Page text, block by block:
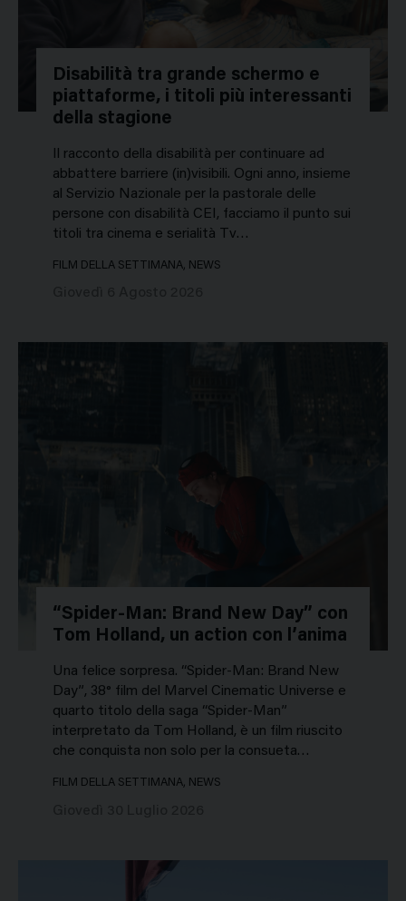
Disabilità tra grande schermo e
piattaforme, i titoli più interessanti
della stagione
Il racconto della disabilità per continuare ad
abbattere barriere (in)visibili. Ogni anno, insieme
al Servizio Nazionale per la pastorale delle
persone con disabilità CEI, facciamo il punto sui
titoli tra cinema e serialità Tv…
FILM DELLA SETTIMANA, NEWS
“Spider-Man: Brand New Day” con
Tom Holland, un action con l’anima
Una felice sorpresa. “Spider-Man: Brand New
Day”, 38° film del Marvel Cinematic Universe e
quarto titolo della saga “Spider-Man”
interpretato da Tom Holland, è un film riuscito
che conquista non solo per la consueta…
FILM DELLA SETTIMANA, NEWS